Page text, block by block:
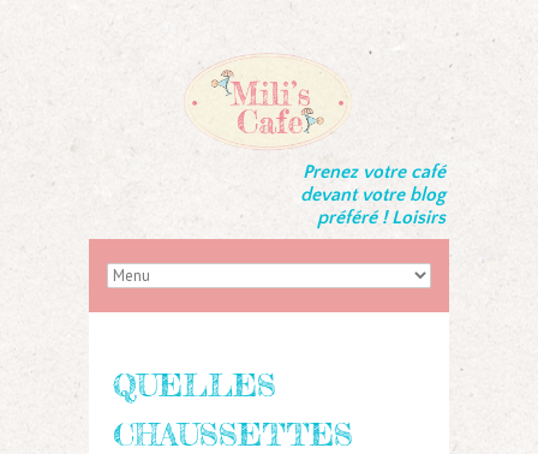
Prenez votre café
devant votre blog
préféré ! Loisirs
QUELLES
CHAUSSETTES